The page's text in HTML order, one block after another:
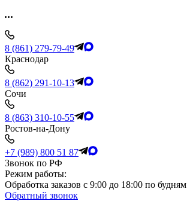
8 (861) 279-79-49
Краснодар
8 (862) 291-10-13
Сочи
8 (863) 310-10-55
Ростов-на-Дону
+7 (989) 800 51 87
Звонок по РФ
Режим работы:
Обработка заказов с 9:00 до 18:00 по будням
Обратный звонок